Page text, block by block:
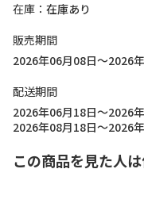
在庫
在庫あり
販売期間
2026年06月08日～2026
配送期間
2026年06月18日～2026
2026年08月18日～2026
この商品を見た人